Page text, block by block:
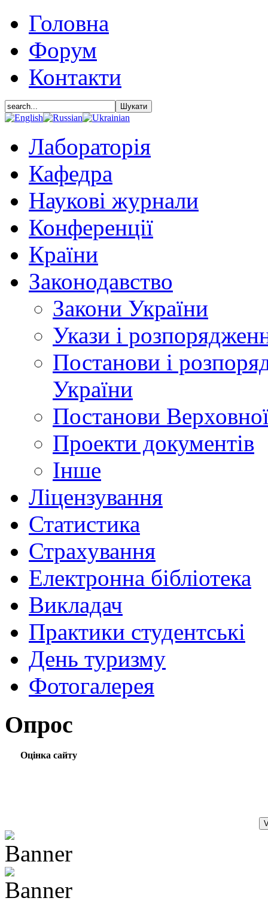
Головна
Форум
Контакти
Лабораторія
Кафедра
Наукові журнали
Конференції
Країни
Законодавство
Закони України
Укази і
Постанови і
України
Постанови
Проекти документів
Інше
Ліцензування
Статистика
Страхування
Електронна бібліотека
Викладач
Практики студентські
День туризму
Фотогалерея
Опрос
Оцінка сайту